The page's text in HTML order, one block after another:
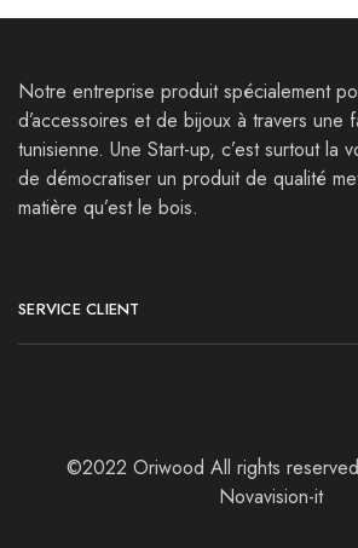
Notre entreprise produit spécialement
d’accessoires et de bijoux à travers une
tunisienne. Une Start-up, c’est surtout la
de démocratiser un produit de qualité
matière qu’est le bois.
SERVICE CLIENT
©2022 Oriwood All rights
Novavision-it